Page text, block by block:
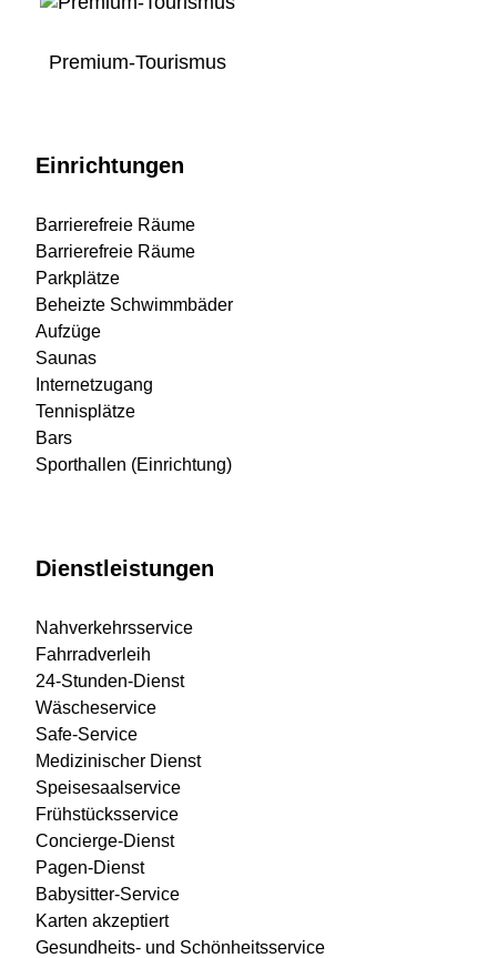
Premium-Tourismus
Einrichtungen
Barrierefreie Räume
Barrierefreie Räume
Parkplätze
Beheizte Schwimmbäder
Aufzüge
Saunas
Internetzugang
Tennisplätze
Bars
Sporthallen (Einrichtung)
Dienstleistungen
Nahverkehrsservice
Fahrradverleih
24-Stunden-Dienst
Wäscheservice
Safe-Service
Medizinischer Dienst
Speisesaalservice
Frühstücksservice
Concierge-Dienst
Pagen-Dienst
Babysitter-Service
Karten akzeptiert
Gesundheits- und Schönheitsservice